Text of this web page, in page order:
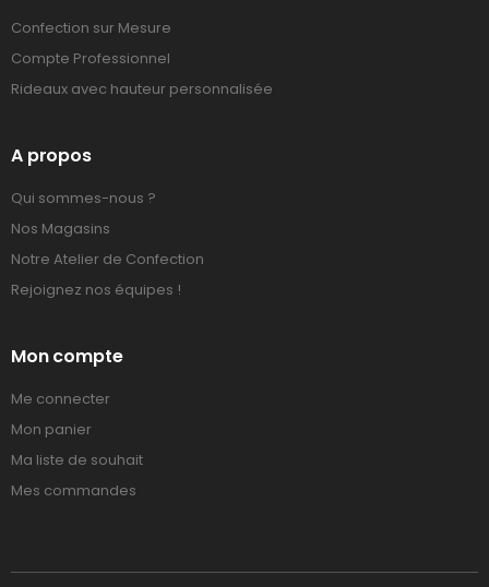
Confection sur Mesure
Compte Professionnel
Rideaux avec hauteur personnalisée
A propos
Qui sommes-nous ?
Nos Magasins
Notre Atelier de Confection
Rejoignez nos équipes !
Mon compte
Me connecter
Mon panier
Ma liste de souhait
Mes commandes